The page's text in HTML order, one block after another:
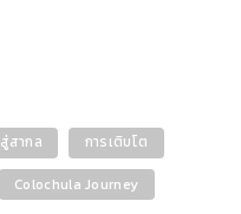
สู่สากล
การเติบโต
Colochula Journey